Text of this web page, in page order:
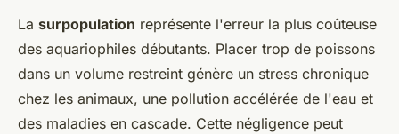
La surpopulation représente l'erreur la plus coûteuse
des aquariophiles débutants. Placer trop de poissons
dans un volume restreint génère un stress chronique
chez les animaux, une pollution accélérée de l'eau et
des maladies en cascade. Cette négligence peut